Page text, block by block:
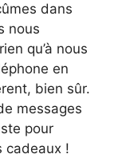
dans
nous
qu’à nous
en
bien sûr.
messages
pour
cadeaux !